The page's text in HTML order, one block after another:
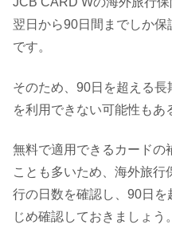
翌日から90日間までしか
です。
そのため、90日を超える
を利用できない可能性もあ
無料で適用できるカードの
ことも多いため、海外旅行
行の日数を確認し、90日
じめ確認しておきましょう。